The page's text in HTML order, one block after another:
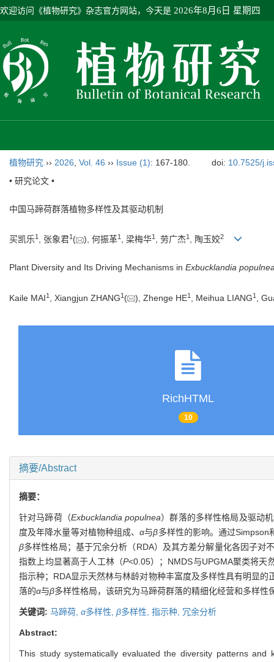
欢迎访问《植物研究》杂志官方网站，今天是 2026年8月6日 星期四
植物研究 ›› 2026 Vol. 46 ›› Issue (1): 167-180. doi: 10.7525/
• 研究论文 •
中国马蹄荷群落植物多样性及其驱动机制
买凯乐1 , 张象君1 ( ), 何振革1 , 梁梅华1 , 劳广杰1 , 陶玉姣2
Plant Diversity and Its Driving Mechanisms in Exbucklandia
Kaile MAI1 , Xiangjun ZHANG1 ( ), Zhenge HE1 , Meihua LIANG1 ,
RichHTML
10
摘要/Abstract
摘要：
针对马蹄荷（Exbucklandia populnea）群落的多样性格局及驱动
度及年降水量等对植物种组成、α与β多样性的影响。通过
β多样性格局；基于冗余分析（RDA）及其方差分解量化各因子
指数上均显著高于人工林（P<0.05）；NMDS与UPGMA聚类将天
指示种；RDA显示天然林与林龄对物种丰富度及多样性具有明显
落的α与β多样性格局，该研究为马蹄荷群落的精细化经营和多样性
关键词: 马蹄荷, α多样性, β多样性, 指示种, 冗余分析
Abstract:
This study systematically evaluated the diversity patterns